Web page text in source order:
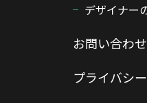
デザイナー
お問い合わせ
プライバシ